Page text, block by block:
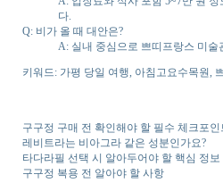
다.
Q: 비가 올 때 대안은?
A: 실내 중심으로 쁘띠프랑스 미
키워드: 가평 당일 여행, 아침고요수목원,
구구정 구매 전 확인해야 할 필수 체크포인
레비트라는 비아그라 같은 성분인가요?
타다라필 선택 시 알아두어야 할 핵심 정보
구구정 복용 전 알아야 할 사항